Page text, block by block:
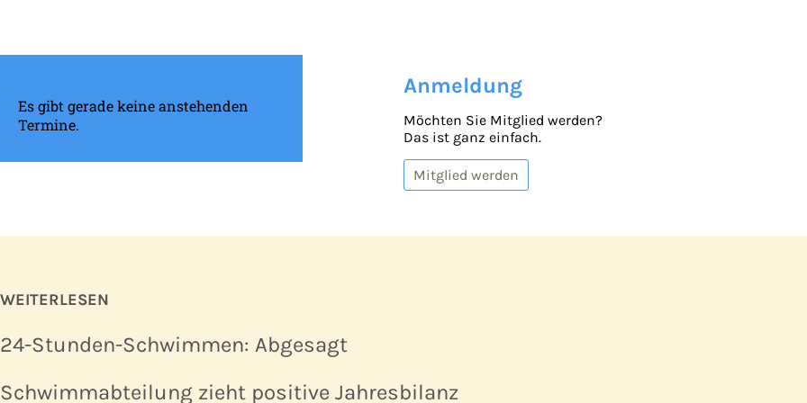
Es gibt gerade keine anstehenden
Termine.
Anmeldung
Möchten Sie Mitglied werden?
Das ist ganz einfach.
Mitglied werden
WEITERLESEN
24-Stunden-Schwimmen: Abgesagt
Schwimmabteilung zieht positive Jahresbilanz